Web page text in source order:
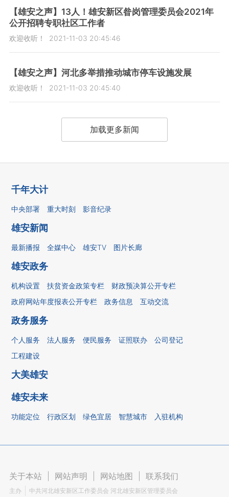
【雄安之声】13人！雄安新区昝岗管理委员会2021年
公开招聘专职社区工作者
欢迎收听！ 2021-11-03 20:45:46
【雄安之声】河北多举措推动城市停车设施发展
欢迎收听！ 2021-11-03 20:45:40
加载更多新闻
千年大计
中央部署 重大时刻 影音纪录
雄安新闻
最新播报 全媒中心 雄安TV 图片长廊
雄安政务
机构设置 扶贫资金政策专栏
财政预决算公开专栏
政府网站年度报表公开专栏
政务信息 互动交流
政务服务
个人服务 法人服务 便民服务 证照联办
公司登记
工程建设
大美雄安
雄安未来
功能定位 行政区划 绿色宜居 智慧城市 入驻机构
关于本站 网站声明 网站地图 联系我们
主办 中共河北雄安新区工作委员会 河北雄安新区管理委员会